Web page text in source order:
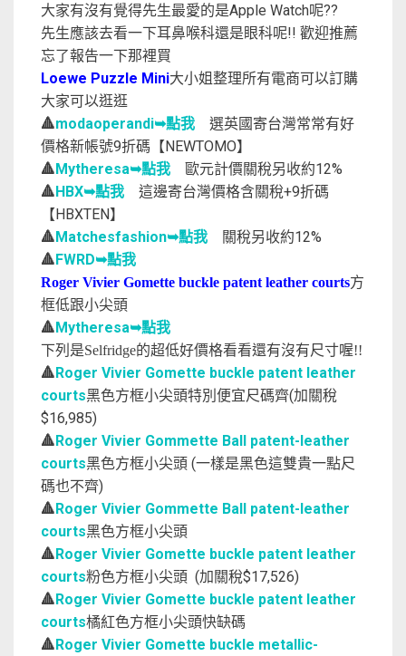
大家有沒有覺得先生最愛的是Apple Watch呢??
先生應該去看一下耳鼻喉科還是眼科呢!! 歡迎推薦
忘了報告一下那裡買
Loewe Puzzle Mini大小姐整理所有電商可以訂購
大家可以逛逛
🔺modaoperandi➥點我
選英國寄台灣常常有好
價格新帳號9折碼【NEWTOMO】
🔺Mytheresa➥點我
歐元計價關稅另收約12%
🔺HBX➥點我
這邊寄台灣價格含關稅+9折碼
【HBXTEN】
🔺Matchesfashion➥點我
關稅另收約12%
🔺FWRD➥點我
Roger Vivier Gomette buckle patent leather courts方
框低跟小尖頭
🔺Mytheresa➥點我
下列是Selfridge的超低好價格看看還有沒有尺寸喔!!
🔺Roger Vivier Gomette buckle patent leather
courts黑色方框小尖頭特別便宜尺碼齊(加關稅
$16,985)
🔺Roger Vivier Gommette Ball patent-leather
courts黑色方框小尖頭 (一樣是黑色這雙貴一點尺
碼也不齊)
🔺Roger Vivier Gommette Ball patent-leather
courts黑色方框小尖頭
🔺Roger Vivier Gomette buckle patent leather
courts粉色方框小尖頭 (加關稅$17,526)
🔺Roger Vivier Gomette buckle patent leather
courts橘紅色方框小尖頭快缺碼
🔺Roger Vivier Gomette buckle metallic-